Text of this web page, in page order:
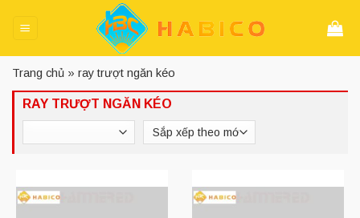
Trang chủ » ray trượt ngăn kéo
RAY TRƯỢT NGĂN KÉO